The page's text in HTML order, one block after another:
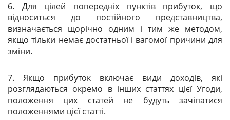
6. Для цілей попередніх пунктів прибуток, що
відноситься до постійного представництва,
визначається щорічно одним і тим же методом,
якщо тільки немає достатньої і вагомої причини для
зміни.
7. Якщо прибуток включає види доходів, які
розглядаються окремо в інших статтях цієї Угоди,
положення цих статей не будуть зачіпатися
положеннями цієї статті.